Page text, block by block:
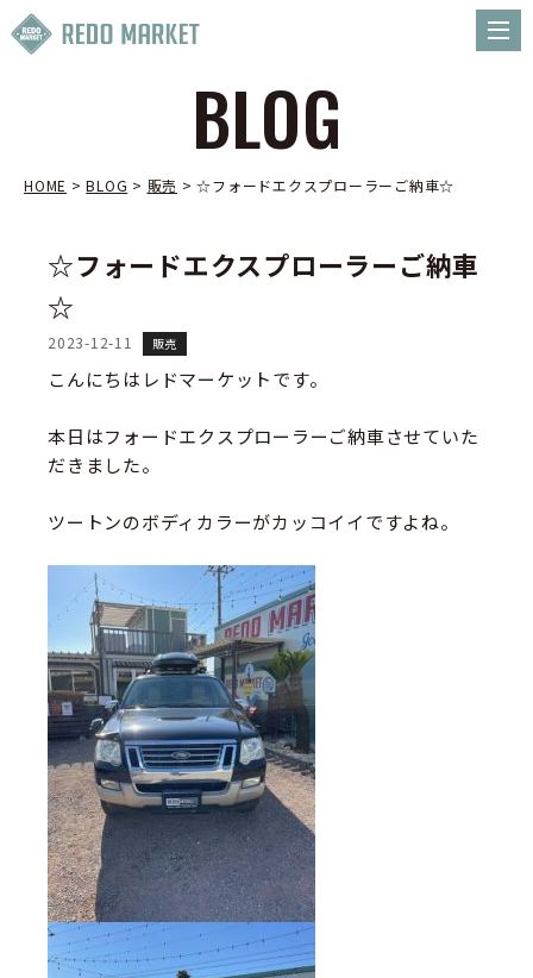
BLOG
HOME >BLOG > 販売 >☆フォードエクスプローラーご納車☆
☆フォードエクスプローラーご納車
☆
2023-12-11 販売
こんにちはレドマーケットです。
本日はフォードエクスプローラーご納車させていた
だきました。
ツートンのボディカラーがカッコイイですよね。